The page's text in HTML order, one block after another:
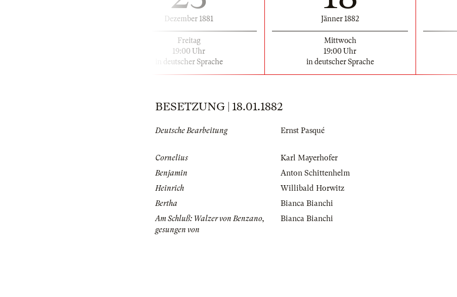
Dezember 1881
Freitag
19:00 Uhr
in deutscher Sprache
Jänner 1882
Mittwoch
19:00 Uhr
in deutscher Sprache
BESETZUNG | 18.01.1882
Deutsche Bearbeitung Ernst Pasqué
Cornelius
Karl Mayerhofer
Benjamin
Anton Schittenhelm
Heinrich
Willibald Horwitz
Bertha
Bianca Bianchi
Am Schluß: Walzer von Benzano,
gesungen von
Bianca Bianchi